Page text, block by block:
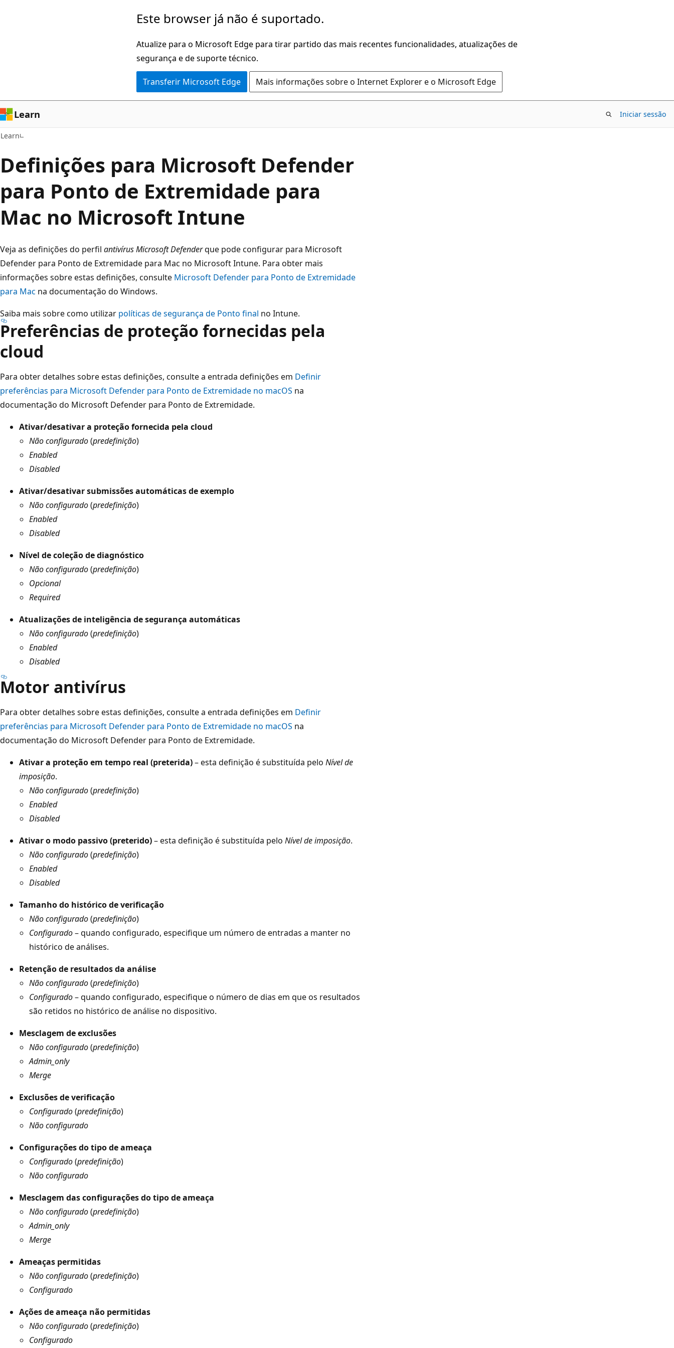
Este browser já não é suportado.
Atualize para o Microsoft Edge para tirar partido das mais recentes funcionalidades, atualizações de
segurança e de suporte técnico.
Transferir Microsoft Edge Mais informações sobre o Internet Explorer e o Microsoft Edge
Learn Iniciar sessão
Learn
Definições para Microsoft Defender
para Ponto de Extremidade para
Mac no Microsoft Intune
Veja as definições do perfil antivírus Microsoft Defenderque pode configurar para Microsoft
Defender para Ponto de Extremidade para Mac no Microsoft Intune. Para obter mais
informações sobre estas definições, consulte Microsoft Defender para Ponto de Extremidade
para Mac na documentação do Windows.
Saiba mais sobre como utilizar políticas de segurança de Ponto final no Intune.
Preferências de proteção fornecidas pela
cloud
Para obter detalhes sobre estas definições, consulte a entrada definições em Definir
preferências para Microsoft Defender para Ponto de Extremidade no macOS na
documentação do Microsoft Defender para Ponto de Extremidade.
Ativar/desativar a proteção fornecida pela cloud
Não configurado(predefinição)
Enabled
Disabled
Ativar/desativar submissões automáticas de exemplo
Não configurado(predefinição)
Enabled
Disabled
Nível de coleção de diagnóstico
Não configurado(predefinição)
Opcional
Required
Atualizações de inteligência de segurança automáticas
Não configurado(predefinição)
Enabled
Disabled
Motor antivírus
Para obter detalhes sobre estas definições, consulte a entrada definições em Definir
preferências para Microsoft Defender para Ponto de Extremidade no macOS na
documentação do Microsoft Defender para Ponto de Extremidade.
Ativar a proteção em tempo real (preterida)– esta definição é substituída pelo Nível de
imposição.
Não configurado(predefinição)
Enabled
Disabled
Ativar o modo passivo (preterido)– esta definição é substituída pelo Nível de imposição.
Não configurado(predefinição)
Enabled
Disabled
Tamanho do histórico de verificação
Não configurado(predefinição)
Configurado– quando configurado, especifique um número de entradas a manter no
histórico de análises.
Retenção de resultados da análise
Não configurado(predefinição)
Configurado– quando configurado, especifique o número de dias em que os resultados
são retidos no histórico de análise no dispositivo.
Mesclagem de exclusões
Não configurado(predefinição)
Admin_only
Merge
Exclusões de verificação
Configurado(predefinição)
Não configurado
Configurações do tipo de ameaça
Configurado(predefinição)
Não configurado
Mesclagem das configurações do tipo de ameaça
Não configurado(predefinição)
Admin_only
Merge
Ameaças permitidas
Não configurado(predefinição)
Configurado
Ações de ameaça não permitidas
Não configurado(predefinição)
Configurado